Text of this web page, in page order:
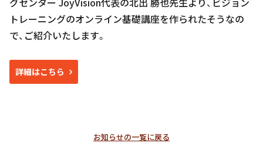
トレーニングのオンライン基礎講座を作られたそうなの
で、ご紹介いたします。
詳細はこちら
お知らせの一覧に戻る